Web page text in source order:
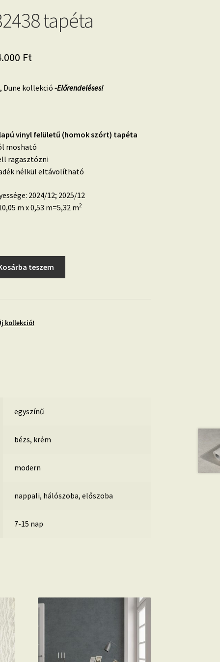
tapéta
FtCurrent
is:
Dune kollekció -Előrendeléses!
vinyl felületű (homok szórt) tapéta
mosható
ragasztózni
nélkül eltávolítható
2024/12; 2025/12
m x 0,53 m=5,32 m2
teszem
kollekció!
egyszínű
bézs, krém
modern
nappali, hálószoba, előszoba
7-15 nap